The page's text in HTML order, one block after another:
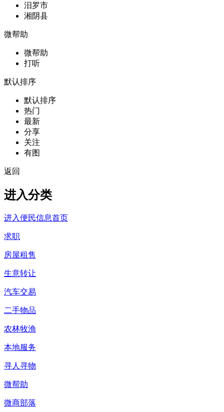
汨罗市
湘阴县
微帮助
微帮助
打听
默认排序
默认排序
热门
最新
分享
关注
有图
返回
进入分类
进入便民信息首页
求职
房屋租售
生意转让
汽车交易
二手物品
农林牧渔
本地服务
寻人寻物
微帮助
微商部落